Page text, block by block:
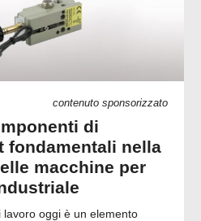
contenuto sponsorizzato
di
fondamentali nella
macchine per
oggi è un elemento